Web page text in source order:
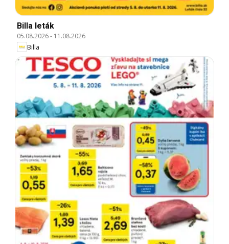
Billa leták
05.08.2026- 11.08.2026
Billa